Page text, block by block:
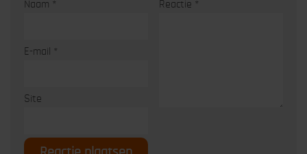
Reactie *
Naam *
E-mail *
Site